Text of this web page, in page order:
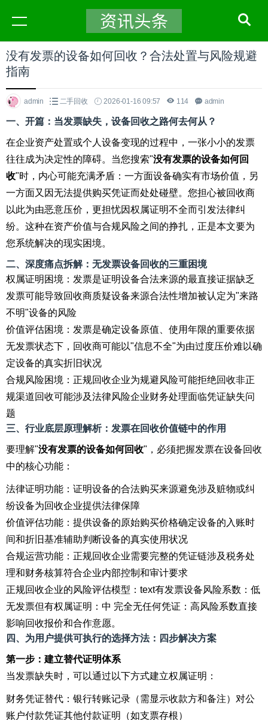
没有发票的设备如何回收？合法处置与风险规避
指南
admin 二手回收 2026-01-16 09:57 114 admin
一、开篇：当发票缺失，设备回收之路何去何从？
在企业资产处置或个人设备变现的过程中，一张小小的发票
往往成为决定性的障碍。当您搜索"没有发票的设备如何回
收"时，内心可能充满矛盾：一方面设备确实有市场价值，另
一方面又因无法提供购买凭证而处处碰壁。您担心被回收商
以此为由恶意压价，更担忧因权属证明不全而引发法律纠
纷。这种在资产价值与合规风险之间的挣扎，正是本文要为
您系统解决的现实困境。
二、深度痛点拆解：无发票设备回收的三重困境
权属证明困境：发票是证明设备合法来源的最直接证据缺乏
发票可能导致回收商质疑设备来源合法性增加被认定为"来路
不明"设备的风险
价值评估困境：发票是确定设备原值、使用年限的重要依据
无发票状态下，回收商可能以"信息不全"为由过度压价难以确
定设备的真实折旧状况
合规风险困境：正规回收企业为规避风险可能拒绝回收非正
规渠道回收可能涉及法律风险企业财务处理面临凭证缺失问
题
三、行业底层原理解析：发票在回收价值链中的作用
要理解"没有发票的设备如何回收"，必须把握发票在设备回收
中的核心功能：
法律证明功能：证明设备的合法购买来源避免涉及赃物或纠
纷设备为回收企业提供法律保障
价值评估功能：提供设备的原始购买价格确定设备的入账时
间和折旧基准辅助判断设备的真实使用状况
合规运营功能：正规回收企业需要完整的凭证链涉及税务处
理和财务核算符合企业内部控制和审计要求
正规回收企业的风险评估模型：text有发票设备风险系数：低
无发票但有权属证明：中 完全无任何凭证：高风险系数直接
影响回收报价和合作意愿。
四、为用户提供可执行的选择方法：四步解决方案
第一步：建立替代证明体系
当发票缺失时，可以通过以下方式建立权属证明：
财务凭证替代：银行转账记录（需显示收款方和备注）对公
账户付款凭证其他付款证明（如支票存根）